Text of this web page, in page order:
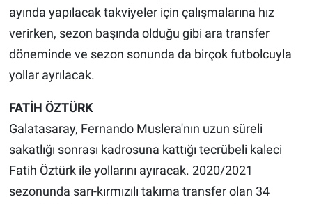
ayında yapılacak takviyeler için çalışmalarına hız
verirken, sezon başında olduğu gibi ara transfer
döneminde ve sezon sonunda da birçok futbolcuyla
yollar ayrılacak.
FATİH ÖZTÜRK
Galatasaray, Fernando Muslera'nın uzun süreli
sakatlığı sonrası kadrosuna kattığı tecrübeli kaleci
Fatih Öztürk ile yollarını ayıracak. 2020/2021
sezonunda sarı-kırmızılı takıma transfer olan 34